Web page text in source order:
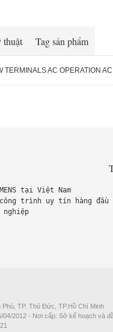
thuật Tag sản phẩm
TERMINALS AC OPERATION
tại Việt Nam
trình uy tín hàng đầu
nghiệp
TP. Thủ Đức, TP.Hồ Chí Minh
2012 - Nơi cấp: Sở kế hoạch và